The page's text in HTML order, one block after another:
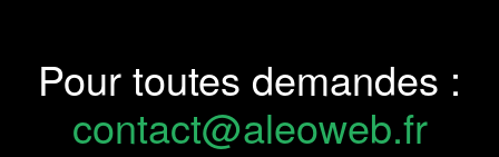
Pour toutes demandes :
contact@aleoweb.fr